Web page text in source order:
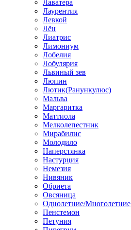
Лаватера
Лаурентия
Левкой
Лён
Лиатрис
Лимониум
Лобелия
Лобулярия
Львиный зев
Люпин
Лютик(Ранункулюс)
Мальва
Маргаритка
Маттиола
Мелколепестник
Мирабилис
Молодило
Наперстянка
Настурция
Немезия
Нивяник
Обриета
Овсяница
Однолетние/Многолетние
Пенстемон
Петуния